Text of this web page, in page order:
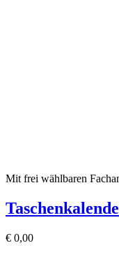
Mit frei wählbaren
€ 0,00